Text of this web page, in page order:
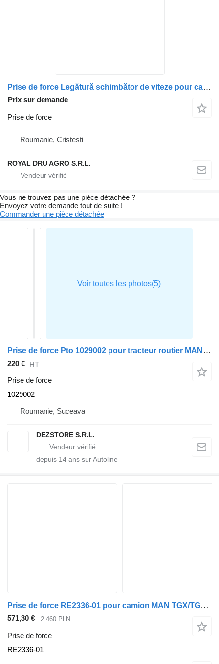
Prise de force Legătură schimbător de viteze pour camion MAN 81326556115/81326380042/81321010341
Prix sur demande
Prise de force
Roumanie, Cristesti
ROYAL DRU AGRO S.R.L.
Vous ne trouvez pas une pièce détachée ?
Envoyez votre demande tout de suite !
Commander une pièce détachée
Prise de force Pto 1029002 pour tracteur routier MAN TGX
220 € HT
Prise de force
1029002
Roumanie, Suceava
DEZSTORE S.R.L.
depuis 14 ans sur Autoline
Prise de force RE2336-01 pour camion MAN TGX/TGS TG3
571,30 € 2.460 PLN
Prise de force
RE2336-01